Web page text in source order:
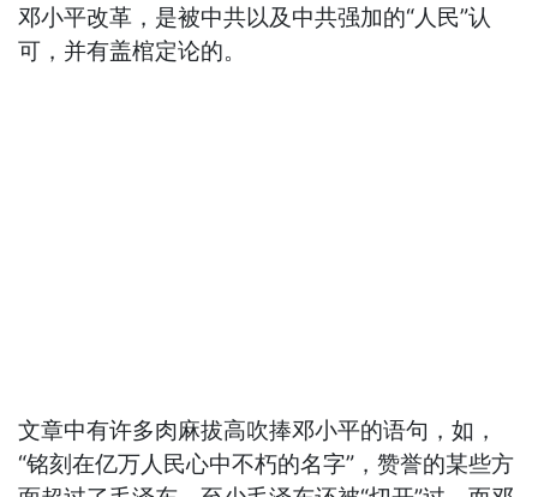
邓小平改革，是被中共以及中共强加的“人民”认
可，并有盖棺定论的。
文章中有许多肉麻拔高吹捧邓小平的语句，如，
“铭刻在亿万人民心中不朽的名字”，赞誉的某些方